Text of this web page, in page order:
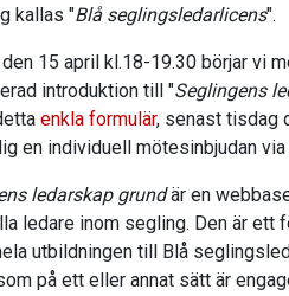
kallas "Blå seglingsledarlicens".
15 april kl.18-19.30 börjar vi
introduktion till "Seglingens
enkla formulär, senast tisdag
en individuell mötesinbjudan via
ledarskap grundär en
ledare inom segling. Den är ett
utbildningen till Blå
på ett eller annat sätt är